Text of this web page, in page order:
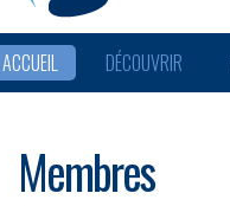
ACCUEIL DÉCOUVRIR
Membres